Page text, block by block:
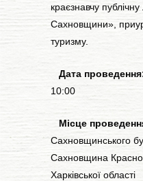
краєзнавчу
Сахновщини»,
туризму.
Дата
10:00
Місце
Сахновщинського
Сахновщина
Харківської області